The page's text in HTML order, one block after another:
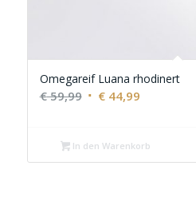
Omegareif Luana rhodinert
€59,99 Ursprünglicher
€ 59,99
€44,99Aktueller
€ 44,99.
In den Warenkorb